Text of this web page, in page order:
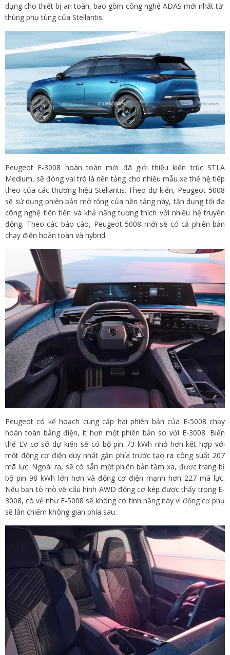
dụng cho thiết bị an toàn, bao gồm công nghệ ADAS mới nhất từ ​​
thùng phụ tùng của Stellantis.
Peugeot E-3008 hoàn toàn mới đã giới thiệu kiến ​​trúc STLA
Medium, sẽ đóng vai trò là nền tảng cho nhiều mẫu xe thế hệ tiếp
theo của các thương hiệu Stellantis. Theo dự kiến, Peugeot 5008
sẽ sử dụng phiên bản mở rộng của nền tảng này, tận dụng tối đa
công nghệ tiên tiến và khả năng tương thích với nhiều hệ truyền
động. Theo các báo cáo, Peugeot 5008 mới sẽ có cả phiên bản
chạy điện hoàn toàn và hybrid.
Peugeot có kế hoạch cung cấp hai phiên bản của E-5008 chạy
hoàn toàn bằng điện, ít hơn một phiên bản so với E-3008. Biến
thể EV cơ sở dự kiến ​​sẽ có bộ pin 73 kWh nhỏ hơn kết hợp với
một động cơ điện duy nhất gắn phía trước tạo ra công suất 207
mã lực. Ngoài ra, sẽ có sẵn một phiên bản tầm xa, được trang bị
bộ pin 98 kWh lớn hơn và động cơ điện mạnh hơn 227 mã lực.
Nếu bạn tò mò về cấu hình AWD động cơ kép được thấy trong E-
3008, có vẻ như E-5008 sẽ không có tính năng này vì động cơ phụ
sẽ lấn chiếm không gian phía sau.